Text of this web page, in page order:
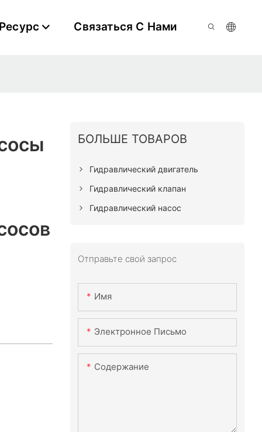
Связаться С Нами
БОЛЬШЕ ТОВАРОВ
Гидравлический двигатель
Гидравлический клапан
Гидравлический насос
Отправьте свой запрос
Имя
Электронное Письмо
Содержание